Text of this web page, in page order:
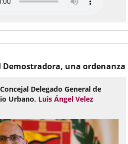
Demostradora, una
Concejal Delegado General de
Urbano, Luis Ángel Velez